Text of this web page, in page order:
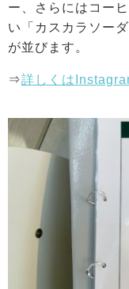
ー、さらにはコー
い「カスカラソー
が並びます。
⇒詳しくは